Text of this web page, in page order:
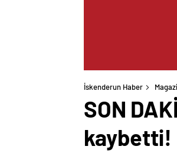
İskenderun Haber
SON
kaybetti!